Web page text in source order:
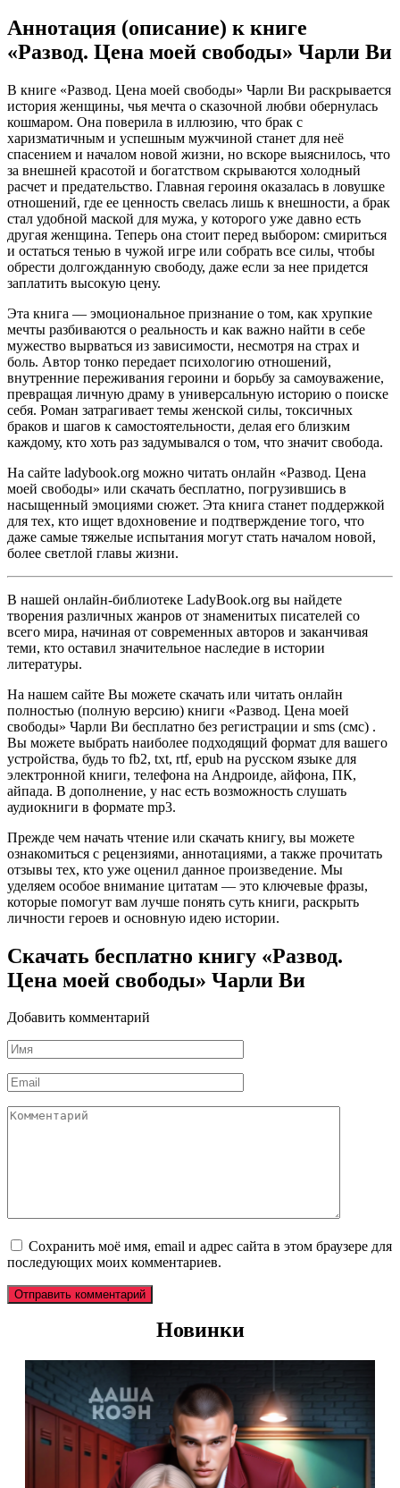
Аннотация (описание) к книге
«Развод. Цена моей свободы» Чарли Ви
В книге «Развод. Цена моей свободы» Чарли Ви раскрывается
история женщины, чья мечта о сказочной любви обернулась
кошмаром. Она поверила в иллюзию, что брак с
харизматичным и успешным мужчиной станет для неё
спасением и началом новой жизни, но вскоре выяснилось, что
за внешней красотой и богатством скрываются холодный
расчет и предательство. Главная героиня оказалась в ловушке
отношений, где ее ценность свелась лишь к внешности, а брак
стал удобной маской для мужа, у которого уже давно есть
другая женщина. Теперь она стоит перед выбором: смириться
и остаться тенью в чужой игре или собрать все силы, чтобы
обрести долгожданную свободу, даже если за нее придется
заплатить высокую цену.
Эта книга — эмоциональное признание о том, как хрупкие
мечты разбиваются о реальность и как важно найти в себе
мужество вырваться из зависимости, несмотря на страх и
боль. Автор тонко передает психологию отношений,
внутренние переживания героини и борьбу за самоуважение,
превращая личную драму в универсальную историю о поиске
себя. Роман затрагивает темы женской силы, токсичных
браков и шагов к самостоятельности, делая его близким
каждому, кто хоть раз задумывался о том, что значит свобода.
На сайте ladybook.org можно читать онлайн «Развод. Цена
моей свободы» или скачать бесплатно, погрузившись в
насыщенный эмоциями сюжет. Эта книга станет поддержкой
для тех, кто ищет вдохновение и подтверждение того, что
даже самые тяжелые испытания могут стать началом новой,
более светлой главы жизни.
В нашей онлайн-библиотеке LadyBook.org вы найдете
творения различных жанров от знаменитых писателей со
всего мира, начиная от современных авторов и заканчивая
теми, кто оставил значительное наследие в истории
литературы.
На нашем сайте Вы можете скачать или читать онлайн
полностью (полную версию) книги «Развод. Цена моей
свободы» Чарли Ви бесплатно без регистрации и sms (смс) .
Вы можете выбрать наиболее подходящий формат для вашего
устройства, будь то fb2, txt, rtf, epub на русском языке для
электронной книги, телефона на Андроиде, айфона, ПК,
айпада. В дополнение, у нас есть возможность слушать
аудиокниги в формате mp3.
Прежде чем начать чтение или скачать книгу, вы можете
ознакомиться с рецензиями, аннотациями, а также прочитать
отзывы тех, кто уже оценил данное произведение. Мы
уделяем особое внимание цитатам — это ключевые фразы,
которые помогут вам лучше понять суть книги, раскрыть
личности героев и основную идею истории.
Скачать бесплатно книгу «Развод.
Цена моей свободы» Чарли Ви
Добавить комментарий
Имя
*
Email
*
Комментарий
Сохранить моё имя, email и адрес сайта в этом браузере для
последующих моих комментариев.
Новинки